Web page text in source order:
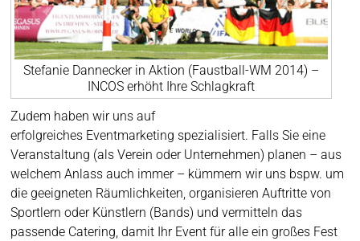
Stefanie Dannecker in Aktion (Faustball-WM 2014) –
INCOS erhöht Ihre Schlagkraft
Zudem haben wir uns auf
erfolgreiches Eventmarketing spezialisiert. Falls Sie eine
Veranstaltung (als Verein oder Unternehmen) planen – aus
welchem Anlass auch immer – kümmern wir uns bspw. um
die geeigneten Räumlichkeiten, organisieren Auftritte von
Sportlern oder Künstlern (Bands) und vermitteln das
passende Catering, damit Ihr Event für alle ein großes Fest